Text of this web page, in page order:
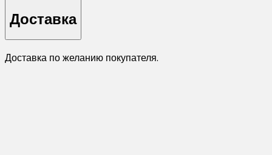
Доставка
Доставка по желанию покупателя.